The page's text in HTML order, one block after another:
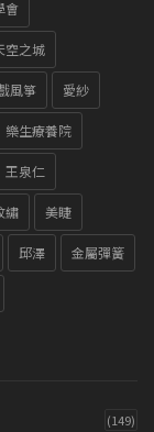
會
空之城
風箏 愛紗
樂生療養院
王泉仁
繡 美睫
邱澤 金屬彈簧
(149)